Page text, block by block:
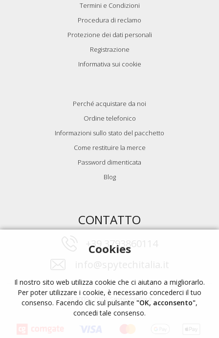
Termini e Condizioni
Procedura di reclamo
Protezione dei dati personali
Registrazione
Informativa sui cookie
Perché acquistare da noi
Ordine telefonico
Informazioni sullo stato del pacchetto
Come restituire la merce
Password dimenticata
Blog
CONTATTO
+39 3793860114
© 2009 - 2026, Spytechitalia.it
Cookies
Il nostro sito web utilizza cookie che ci aiutano a migliorarlo.
Per poter utilizzare i cookie, è necessario concederci il tuo
consenso. Facendo clic sul pulsante "OK, acconsento",
concedi tale consenso.